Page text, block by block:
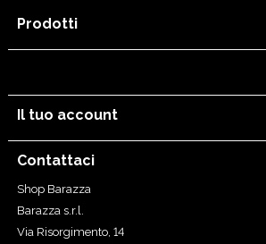
Prodotti
Il tuo account
Contattaci
Shop Barazza
Barazza s.r.l.
Via Risorgimento, 14